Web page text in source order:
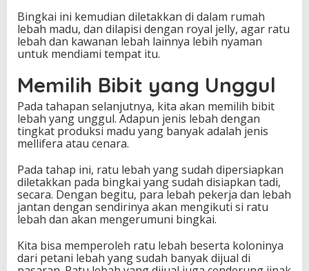
Bingkai ini kemudian diletakkan di dalam rumah
lebah madu, dan dilapisi dengan royal jelly, agar ratu
lebah dan kawanan lebah lainnya lebih nyaman
untuk mendiami tempat itu.
Memilih Bibit yang Unggul
Pada tahapan selanjutnya, kita akan memilih bibit
lebah yang unggul. Adapun jenis lebah dengan
tingkat produksi madu yang banyak adalah jenis
mellifera atau cenara.
Pada tahap ini, ratu lebah yang sudah dipersiapkan
diletakkan pada bingkai yang sudah disiapkan tadi,
secara. Dengan begitu, para lebah pekerja dan lebah
jantan dengan sendirinya akan mengikuti si ratu
lebah dan akan mengerumuni bingkai.
Kita bisa memperoleh ratu lebah beserta koloninya
dari petani lebah yang sudah banyak dijual di